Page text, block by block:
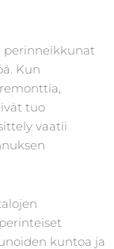
perinneikkunat
Kun
tuo
vaatii
kuntoa ja